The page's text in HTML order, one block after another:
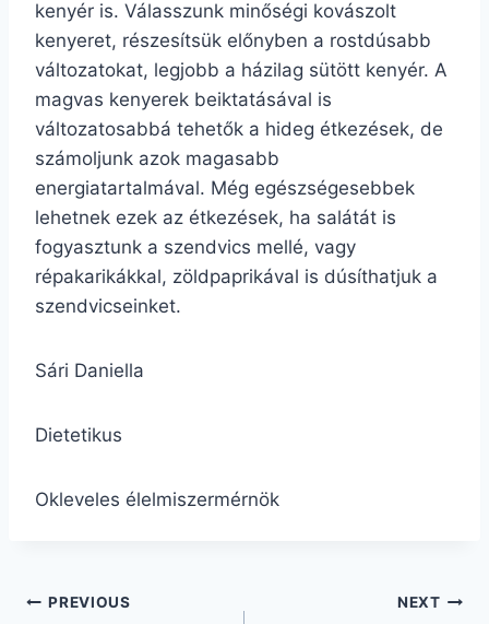
kenyér is. Válasszunk minőségi kovászolt
kenyeret, részesítsük előnyben a rostdúsabb
változatokat, legjobb a házilag sütött kenyér. A
magvas kenyerek beiktatásával is
változatosabbá tehetők a hideg étkezések, de
számoljunk azok magasabb
energiatartalmával. Még egészségesebbek
lehetnek ezek az étkezések, ha salátát is
fogyasztunk a szendvics mellé, vagy
répakarikákkal, zöldpaprikával is dúsíthatjuk a
szendvicseinket.
Sári Daniella
Dietetikus
Okleveles élelmiszermérnök
Bejegyzés
PREVIOUS NEXT